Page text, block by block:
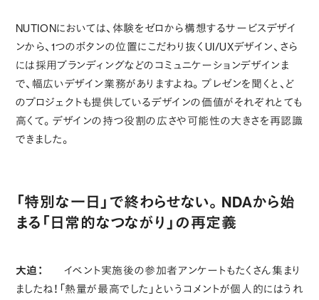
NUTIONにおいては、体験をゼロから構想するサービスデザイ
ンから、1つのボタンの位置にこだわり抜くUI/UXデザイン、さら
には採用ブランディングなどのコミュニケーションデザインま
で、幅広いデザイン業務がありますよね。プレゼンを聞くと、ど
のプロジェクトも提供しているデザインの価値がそれぞれとても
高くて。デザインの持つ役割の広さや可能性の大きさを再認識
できました。
「特別な一日」で終わらせない。NDAから始
まる「日常的なつながり」の再定義
大迫：
イベント実施後の参加者アンケートもたくさん集まり
ましたね！「熱量が最高でした」というコメントが個人的にはうれ